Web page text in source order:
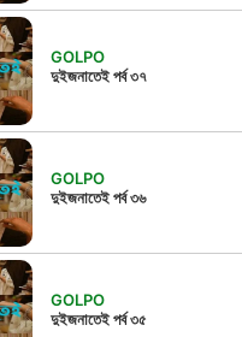
GOLPO
দুইজনাতেই পর্ব ৩৭
GOLPO
দুইজনাতেই পর্ব ৩৬
GOLPO
দুইজনাতেই পর্ব ৩৫